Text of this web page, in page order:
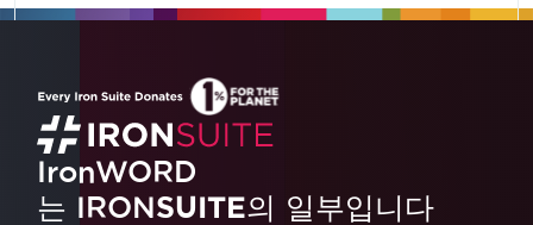
적인 문서 저장 방법을 안내합니다. 따라하기 쉬운
시키세요.
IronWORD
는 IRONSUITE의 일부입니다